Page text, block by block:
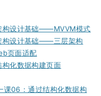
构设计基础——MVVM模式
构设计基础——三层架构
页面适配
化数据构建页面
课06：通过结构化数据构